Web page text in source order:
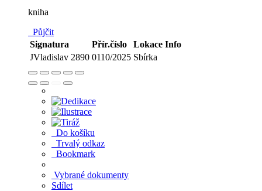
kniha
Půjčit
Signatura
Přír.číslo Lokace Info
JVladislav 2890 0110/2025 Sbírka
Do košíku
Trvalý odkaz
Bookmark
Vybrané dokumenty
Sdílet